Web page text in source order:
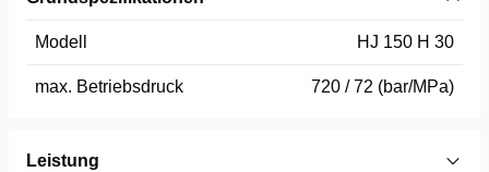
Modell HJ 150 H 30
max. Betriebsdruck 720 / 72 (bar/MPa)
Leistung